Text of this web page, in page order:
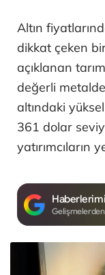
Altın
dikkat çeken
açıklanan
değerli metalde
altındaki
361 dolar
yatırımcıların